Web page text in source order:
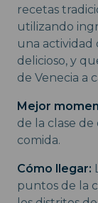
recetas
utilizando
una
delicioso, y
de Venecia a
Mejor
de la clase
comida.
Cómo llegar:
puntos de la